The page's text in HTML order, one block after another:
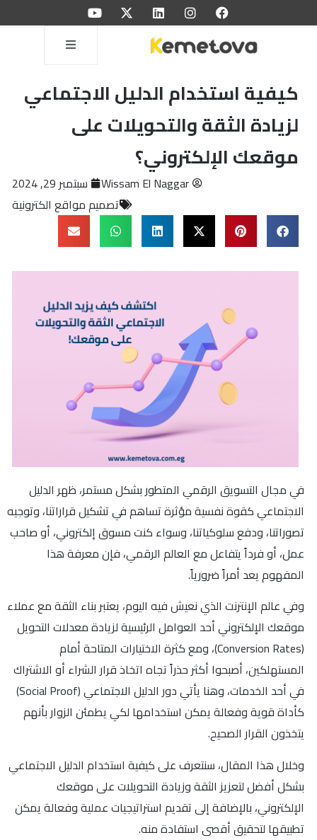
كيفية استخدام الدليل الاجتماعي
لزيادة الثقة والتحويلات على
موقعك الإلكتروني؟
Wissam El Naggar
سبتمبر 29, 2024
تصميم مواقع الكترونية
في مجال التسويق الرقمي المتطور بشكل مستمر، ظهر الدليل
الاجتماعي كقوة نفسية مؤثرة تساهم في تشكيل قراراتنا، وتوجيه
تصوراتنا، ودفع سلوكياتنا، وسواء كنت مسوق إلكتروني، أو صاحب
عمل، أو فرداً يتفاعل مع العالم الرقمي، فإن معرفة هذا
المفهوم يعد أمراً ضرورياً.
وفي عالم الإنترنت الذي نعيش فيه اليوم، يعتبر بناء الثقة مع عملاء
موقعك الإلكتروني أحد العوامل الرئيسية لزيادة معدلات التحويل
(Conversion Rates)، ومع كثرة الاختيارات المتاحة أمام
المستهلكين، أصبحوا أكثر حذراً تجاه اتخاذ قرار الشراء أو الاشتراك
في أحد الخدمات، وهنا يأتي دور الدليل الاجتماعي (Social Proof)
كأداة قوية وفعالة يمكن استخدامها لكي يطمئن الزوار بأنهم
يتخذون القرار الصحيح.
وخلال هذا المقال، سنتعرف على كيفية استخدام الدليل الاجتماعي
بشكل أفضل لتعزيز الثقة وزيادة التحويلات على موقعك
الإلكتروني، بالإضافة إلى تقديم استراتيجيات عملية وفعالة يمكن
تطبيقها لتحقيق أقصى استفادة منه.